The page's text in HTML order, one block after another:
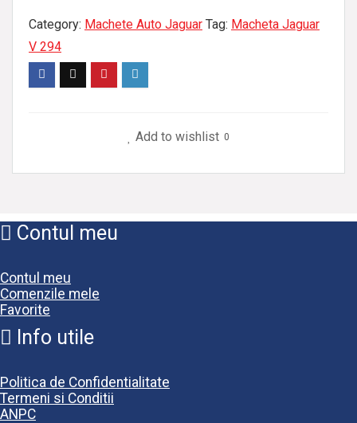
Category: Machete Auto Jaguar Tag: Macheta Jaguar
V 294
Add to wishlist 0
Contul meu
Contul meu
Comenzile mele
Favorite
Info utile
Politica de Confidentialitate
Termeni si Conditii
ANPC